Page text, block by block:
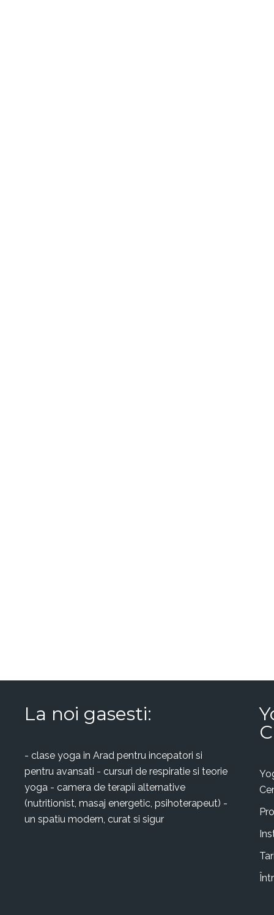
La noi gasesti:
- clase yoga in Arad pentru incepatori si
pentru avansati - cursuri de respiratie si teorie
yoga - camera de terapii alternative
(nutritionist, masaj energetic, psihoterapeut) -
un spatiu modern, curat si sigur